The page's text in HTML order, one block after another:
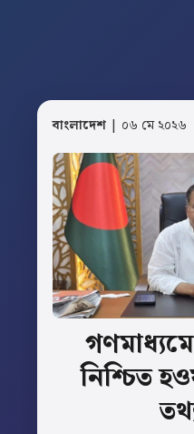
বাংলাদেশ | ০৬ মে ২০২৬
গণমাধ্যমে
নিশ্চিত